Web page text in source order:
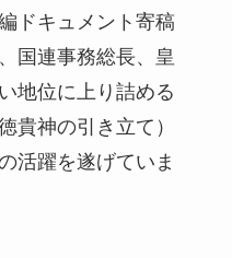
ドキュメント寄稿
国連事務総長、皇
地位に上り詰める
貴神の引き立て）
活躍を遂げていま